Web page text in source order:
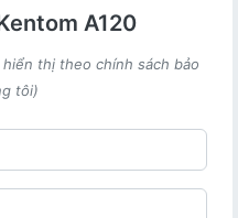
A120
thị theo chính sách bảo
tôi)